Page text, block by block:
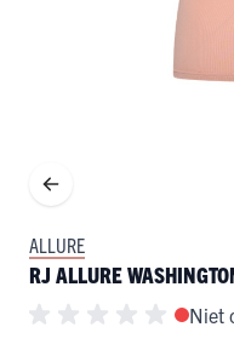
ALLURE
RJ ALLURE
Niet